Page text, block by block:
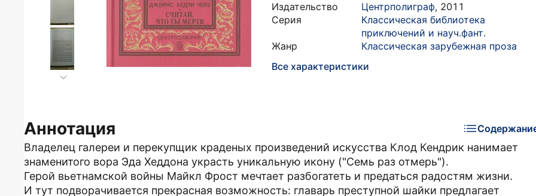
Издательство
Центрполиграф, 2011
Серия
Классическая библиотека
приключений и науч.фант.
Жанр
Классическая зарубежная проза
Все характеристики
Аннотация
Владелец галереи и перекупщик краденых произведений искусства Клод Кендрик нанимает
знаменитого вора Эда Хеддона украсть уникальную икону ("Семь раз отмерь").
Герой вьетнамской войны Майкл Фрост мечтает разбогатеть и предаться радостям жизни.
И тут подворачивается прекрасная возможность: главарь преступной шайки предлагает